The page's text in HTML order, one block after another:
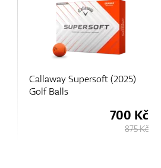
Callaway REVA (2025) Golf
Balls
700 Kč
875 Kč